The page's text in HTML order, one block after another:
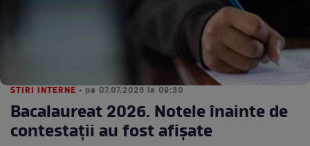
STIRI INTERNE • pe 07.07.2026 la 09:30
Bacalaureat 2026. Notele înainte de
contestații au fost afișate